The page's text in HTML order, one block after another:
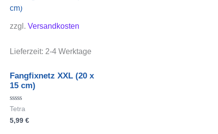
zzgl. Versandkosten
Lieferzeit: 2-4 Werktage
Fangfixnetz XXL (20 x
15 cm)
Bewertet
0
Tetra
5,99 €